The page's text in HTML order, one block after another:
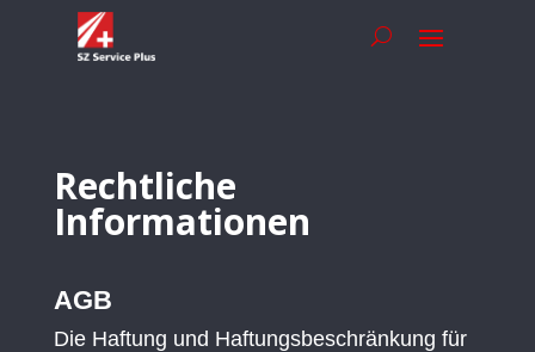
Rechtliche
Informationen
AGB
Die Haftung und Haftungsbeschränkung für